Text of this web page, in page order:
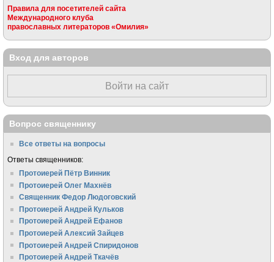
Правила для посетителей сайта
Международного клуба
православных литераторов «Омилия»
Вход для авторов
Войти на сайт
Вопрос священнику
Все ответы на вопросы
Ответы священников:
Протоиерей Пётр Винник
Протоиерей Олег Махнёв
Священник Федор Людоговский
Протоиерей Андрей Кульков
Протоиерей Андрей Ефанов
Протоиерей Алексий Зайцев
Протоиерей Андрей Спиридонов
Протоиерей Андрей Ткачёв